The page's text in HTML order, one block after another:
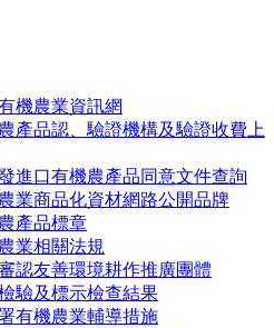
機農業資訊網
產品認、驗證機構及驗證收費上
進口有機農產品同意文件查詢
業商品化資材網路公開品牌
產品標章
業相關法規
認友善環境耕作推廣團體
驗及標示檢查結果
有機農業輔導措施